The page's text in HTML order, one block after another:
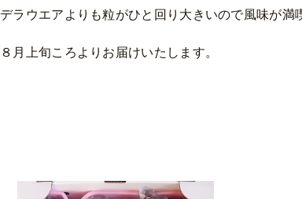
デラウエアよりも粒がひと回り大きいので風味が満
８月上旬ころよりお届けいたします。